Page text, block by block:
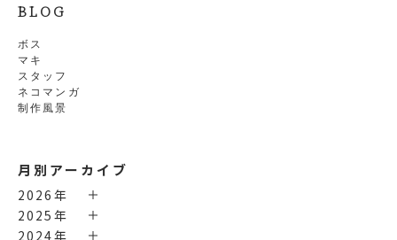
BLOG
ボス
マキ
スタッフ
ネコマンガ
制作風景
月別アーカイブ
2026年
2025年
2024年